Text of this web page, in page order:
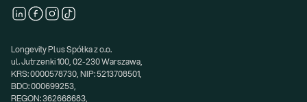
Longevity Plus Spółka z o.o.
ul. Jutrzenki 100, 02-230 Warszawa,
KRS: 0000578730, NIP: 5213708501,
BDO: 000699253,
REGON: 362668683,